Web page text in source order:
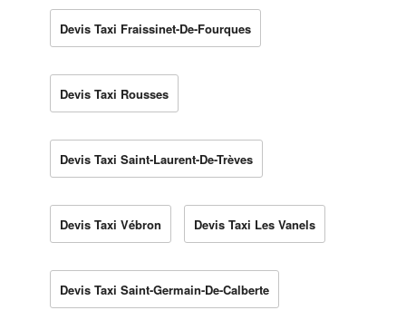
Devis Taxi Fraissinet-De-Fourques
Devis Taxi Rousses
Devis Taxi Saint-Laurent-De-Trèves
Devis Taxi Vébron Devis Taxi Les Vanels
Devis Taxi Saint-Germain-De-Calberte